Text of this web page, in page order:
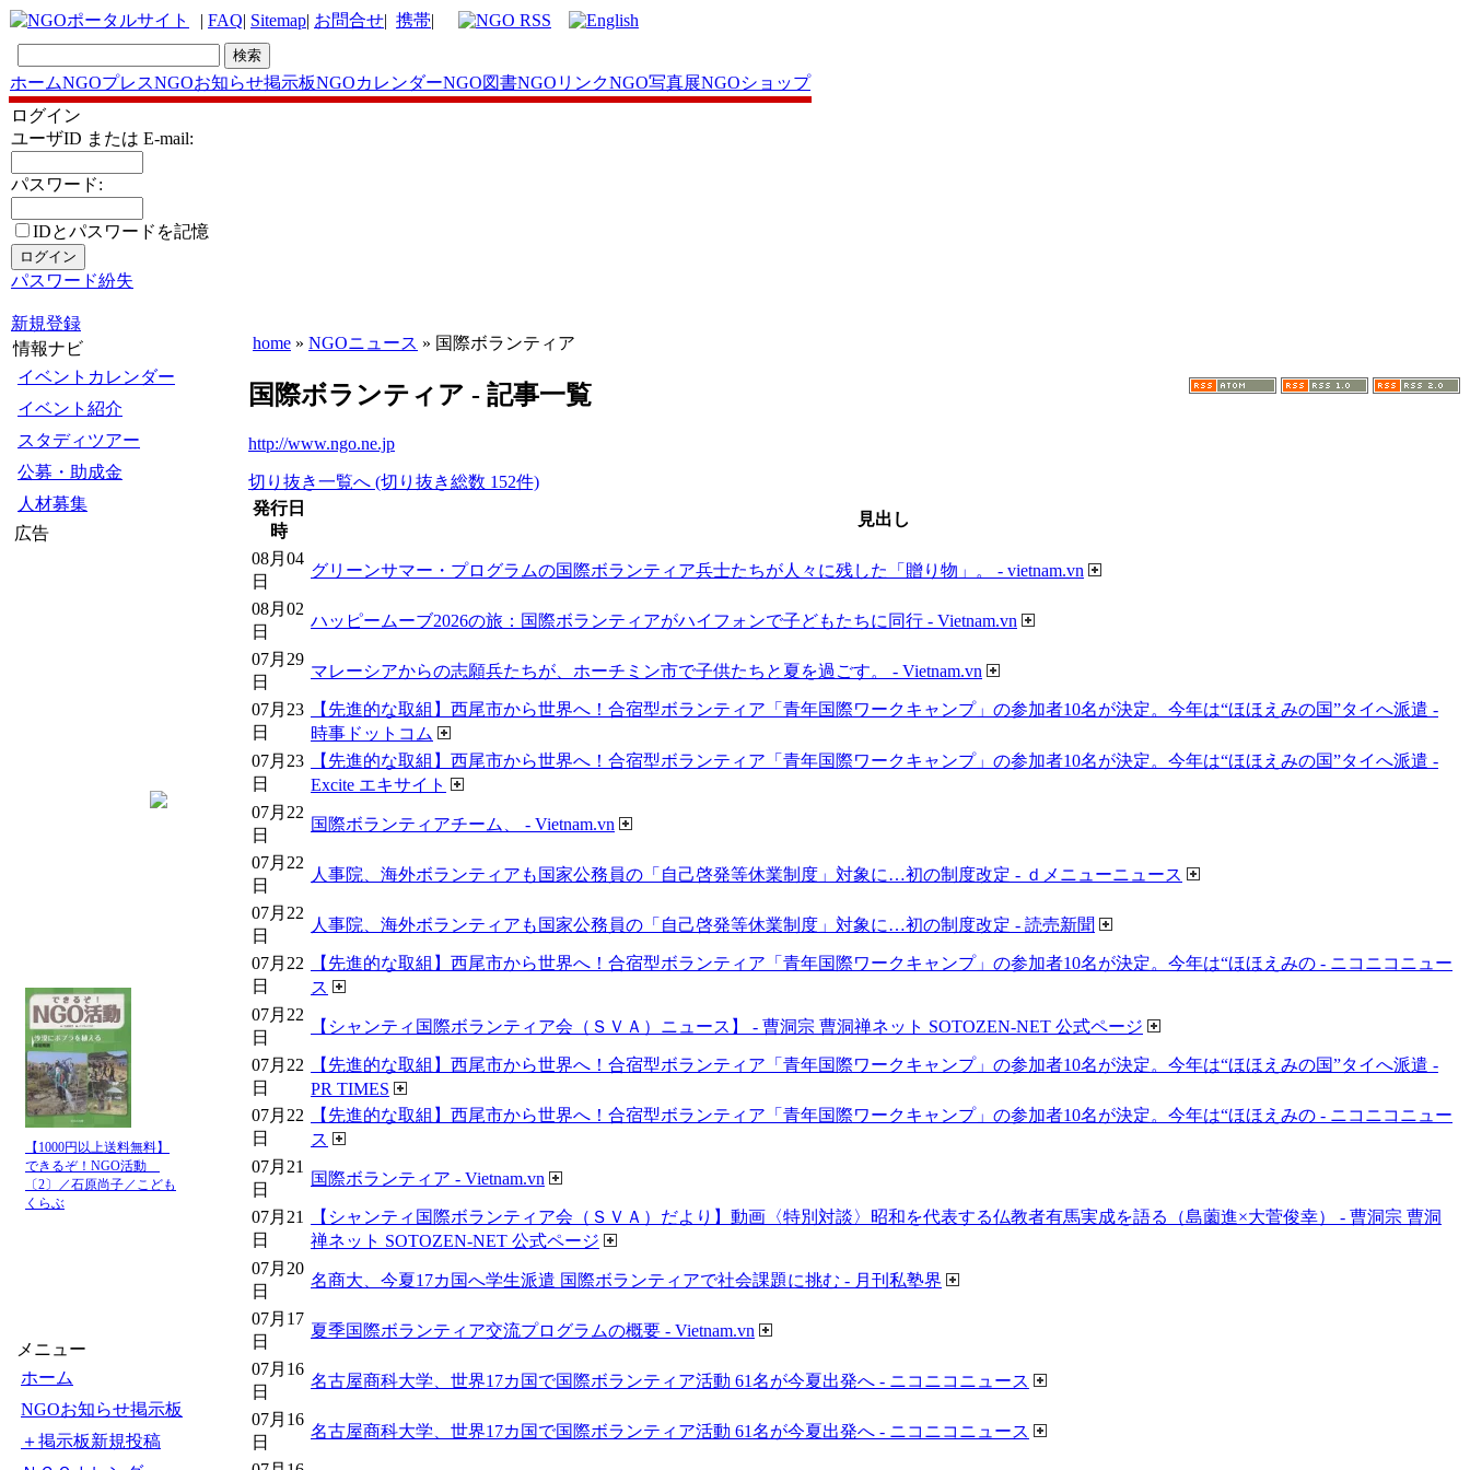
| FAQ| Sitemap| お問合せ| 携帯|
ホームNGOプレスNGOお知らせ掲示板NGOカレンダーNGO図書NGOリンクNGO写真展NGOショップ
ログイン
ユーザID または E-mail:
パスワード:
IDとパスワードを記憶
パスワード紛失
新規登録
情報ナビ
イベントカレンダー
イベント紹介
スタディツアー
公募・助成金
人材募集
広告
【1000円以上送料無料】
できるぞ！NGO活動
〔2〕／石原尚子／こども
くらぶ
メニュー
ホーム
NGOお知らせ掲示板
＋掲示板新規投稿
home » NGOニュース » 国際ボランティア
国際ボランティア - 記事一覧
http://www.ngo.ne.jp
切り抜き一覧へ (切り抜き総数 152件)
発行日
時
見出し
08月04
日
グリーンサマー・プログラムの国際ボランティア兵士たちが人々に残した「贈り物」。 - vietnam.vn
08月02
日
ハッピームーブ2026の旅：国際ボランティアがハイフォンで子どもたちに同行 - Vietnam.vn
07月29
日
マレーシアからの志願兵たちが、ホーチミン市で子供たちと夏を過ごす。 - Vietnam.vn
07月23
日
【先進的な取組】西尾市から世界へ！合宿型ボランティア「青年国際ワークキャンプ」の参加者10名が決定。今年は“ほほえみの国”タイへ派遣 -
時事ドットコム
07月23
日
【先進的な取組】西尾市から世界へ！合宿型ボランティア「青年国際ワークキャンプ」の参加者10名が決定。今年は“ほほえみの国”タイへ派遣 -
Excite エキサイト
07月22
日
国際ボランティアチーム、 - Vietnam.vn
07月22
日
人事院、海外ボランティアも国家公務員の「自己啓発等休業制度」対象に…初の制度改定 - ｄメニューニュース
07月22
日
人事院、海外ボランティアも国家公務員の「自己啓発等休業制度」対象に…初の制度改定 - 読売新聞
07月22
日
【先進的な取組】西尾市から世界へ！合宿型ボランティア「青年国際ワークキャンプ」の参加者10名が決定。今年は“ほほえみの - ニコニコニュー
ス
07月22
日
【シャンティ国際ボランティア会（ＳＶＡ）ニュース】 - 曹洞宗 曹洞禅ネット SOTOZEN-NET 公式ページ
07月22
日
【先進的な取組】西尾市から世界へ！合宿型ボランティア「青年国際ワークキャンプ」の参加者10名が決定。今年は“ほほえみの国”タイへ派遣 -
PR TIMES
07月22
日
【先進的な取組】西尾市から世界へ！合宿型ボランティア「青年国際ワークキャンプ」の参加者10名が決定。今年は“ほほえみの - ニコニコニュー
ス
07月21
日
国際ボランティア - Vietnam.vn
07月21
日
【シャンティ国際ボランティア会（ＳＶＡ）だより】動画〈特別対談〉昭和を代表する仏教者有馬実成を語る（島薗進×大菅俊幸） - 曹洞宗 曹洞
禅ネット SOTOZEN-NET 公式ページ
07月20
日
名商大、今夏17カ国へ学生派遣 国際ボランティアで社会課題に挑む - 月刊私塾界
07月17
日
夏季国際ボランティア交流プログラムの概要 - Vietnam.vn
07月16
日
名古屋商科大学、世界17カ国で国際ボランティア活動 61名が今夏出発へ - ニコニコニュース
07月16
日
名古屋商科大学、世界17カ国で国際ボランティア活動 61名が今夏出発へ - ニコニコニュース